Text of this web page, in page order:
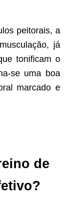
peitorais, a
já
tonificam o
se uma boa
marcado e
de